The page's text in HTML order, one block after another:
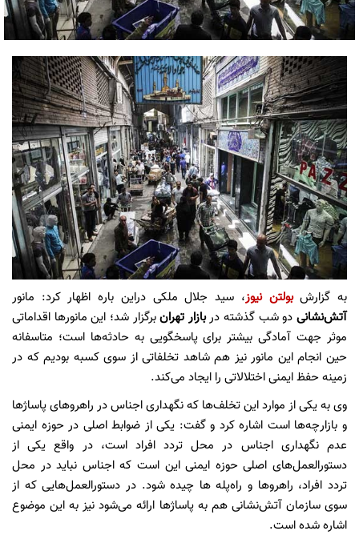
به گزارشبولتن نیوز، سید جلال ملکی دراین باره اظهار کرد:‌ مانور
آتش‌نشانیدو شب گذشته دربازار تهرانبرگزار شد؛ این مانورها اقداماتی
موثر جهت آمادگی بیشتر برای پاسخگویی به حادثه‌ها است؛ متاسفانه
حین انجام این مانور نیز هم شاهد تخلفاتی از سوی کسبه بودیم که در
زمینه حفظ ایمنی اختلالاتی را ایجاد می‌کند.
وی به یکی از موارد این تخلف‌ها که نگهداری اجناس در راهروهای پاساژها
و بازارچه‌ها است اشاره کرد و گفت:‌ یکی از ضوابط اصلی در حوزه ایمنی
عدم نگهداری اجناس در محل تردد افراد است، در واقع یکی از
دستورالعمل‌های اصلی حوزه ایمنی این است که اجناس نباید در محل
تردد افراد، راهروها و راه‌پله ‌ها چیده شود. در دستورالعمل‌هایی که از
سوی سازمان ‌آتش‌نشانی هم به پاساژها ارائه می‌شود نیز به این موضوع
اشاره شده است.